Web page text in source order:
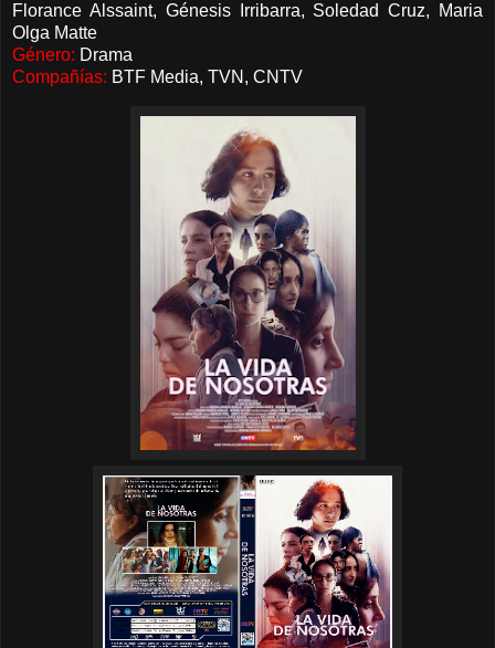
Florance Alssaint, Génesis Irribarra, Soledad Cruz, Maria
Olga Matte
Género: Drama
Compañías: BTF Media, TVN, CNTV